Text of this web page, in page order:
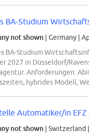
BA-Studium
not shown | Germany |
BA-Studium
2027 in Düsseldorf/
Anforderungen:
hybrides Modell,
Automatiker/in
not shown | Switzerland |